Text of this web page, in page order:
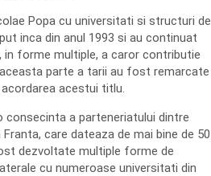
Popa cu universitati si structuri de
inca din anul 1993 si au continuat
in forme multiple, a caror contributie
parte a tarii au fost remarcate
acestui titlu.
consecinta a parteneriatului dintre
care dateaza de mai bine de 50
dezvoltate multiple forme de
cu numeroase universitati din